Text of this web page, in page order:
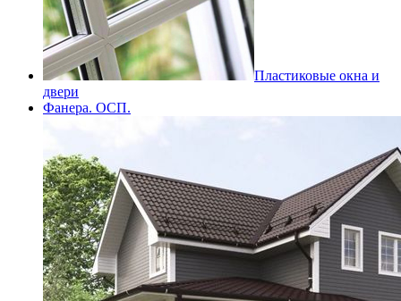
Пластиковые окна и
двери
Фанера. ОСП.